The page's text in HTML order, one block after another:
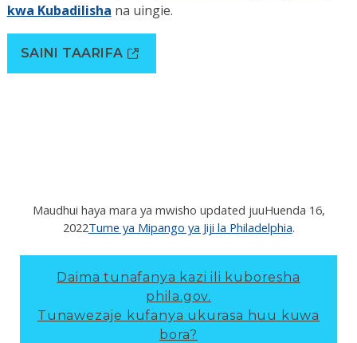
kwa Kubadilisha na uingie.
SAINI TAARIFA
Maudhui haya mara ya mwisho updated juuHuenda 16,
2022Tume ya Mipango ya Jiji la Philadelphia.
Daima tunafanya kazi ili kuboresha
phila.gov.
Tunawezaje kufanya ukurasa huu kuwa
bora?